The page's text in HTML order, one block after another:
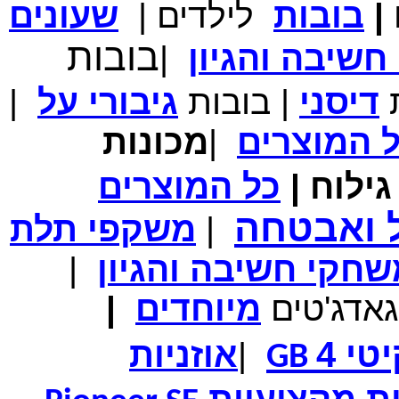
₪700.00 מחיר שוק
₪339.00
משלוח חינם
במבצע תיק לנשיאת מחשב נייד 10.1 אינץ' בצבע ורוד בעל
עיטור פרחוני
₪150.00 מחיר שוק
₪99.00 המחיר שלך
נרתיק עור יוקרתי עבור אייפוד וידאו 60GB\80GB \שחור
| בובות לילדים |
שעונים
והגיון
|בובות
דיסני | בובות גיבורי על
|
המוצרים |מכונות
| כל המוצרים
ואבטחה | משקפי תלת
חשיבה והגיון
|
גאדג'טים מיוחדים |
4
GB
|אוזניות